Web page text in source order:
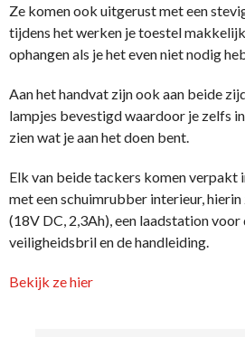
Ze komen ook uitgerust met een
tijdens het werken je toestel
ophangen als je het even niet nodig
Aan het handvat zijn ook aan beide
lampjes bevestigd waardoor je zelfs
zien wat je aan het doen bent.
Elk van beide tackers komen verpakt
met een schuimrubber interieur, hierin
(18V DC, 2,3Ah), een laadstation voor
veiligheidsbril en de handleiding.
Bekijk ze hier